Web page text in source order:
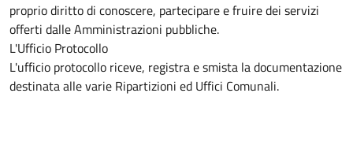
proprio diritto di conoscere, partecipare e fruire dei servizi
offerti dalle Amministrazioni pubbliche.
L'Ufficio Protocollo
L'ufficio protocollo riceve, registra e smista la documentazione
destinata alle varie Ripartizioni ed Uffici Comunali.